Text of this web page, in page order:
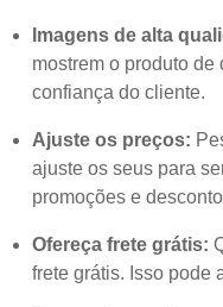
Imagens de alta
mostrem o produto
confiança do cliente.
Ajuste os preços:
ajuste os seus para
promoções e
Ofereça frete grátis:
frete grátis. Isso pode